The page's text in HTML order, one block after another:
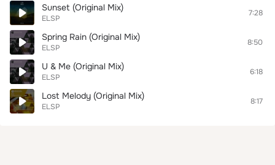
Sunset (Original Mix)
ELSP
7:28
Spring Rain (Original Mix)
ELSP
8:50
U & Me (Original Mix)
ELSP
6:18
Lost Melody (Original Mix)
ELSP
8:17